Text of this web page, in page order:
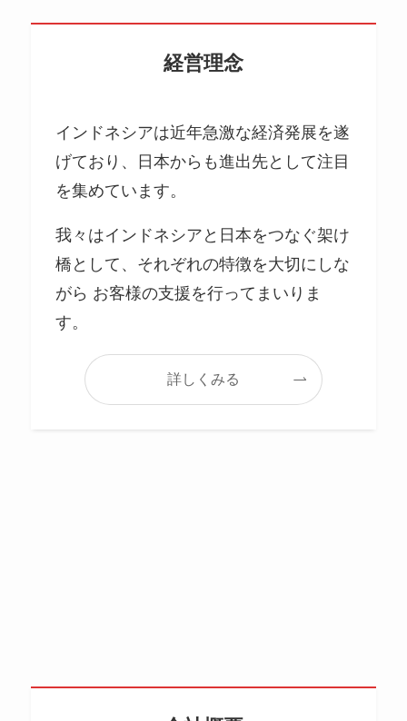
経営理念
インドネシアは近年急激な経済発展を遂
げており、日本からも進出先として注目
を集めています。
我々はインドネシアと日本をつなぐ架け
橋として、それぞれの特徴を大切にしな
がら お客様の支援を行ってまいりま
す。
詳しくみる